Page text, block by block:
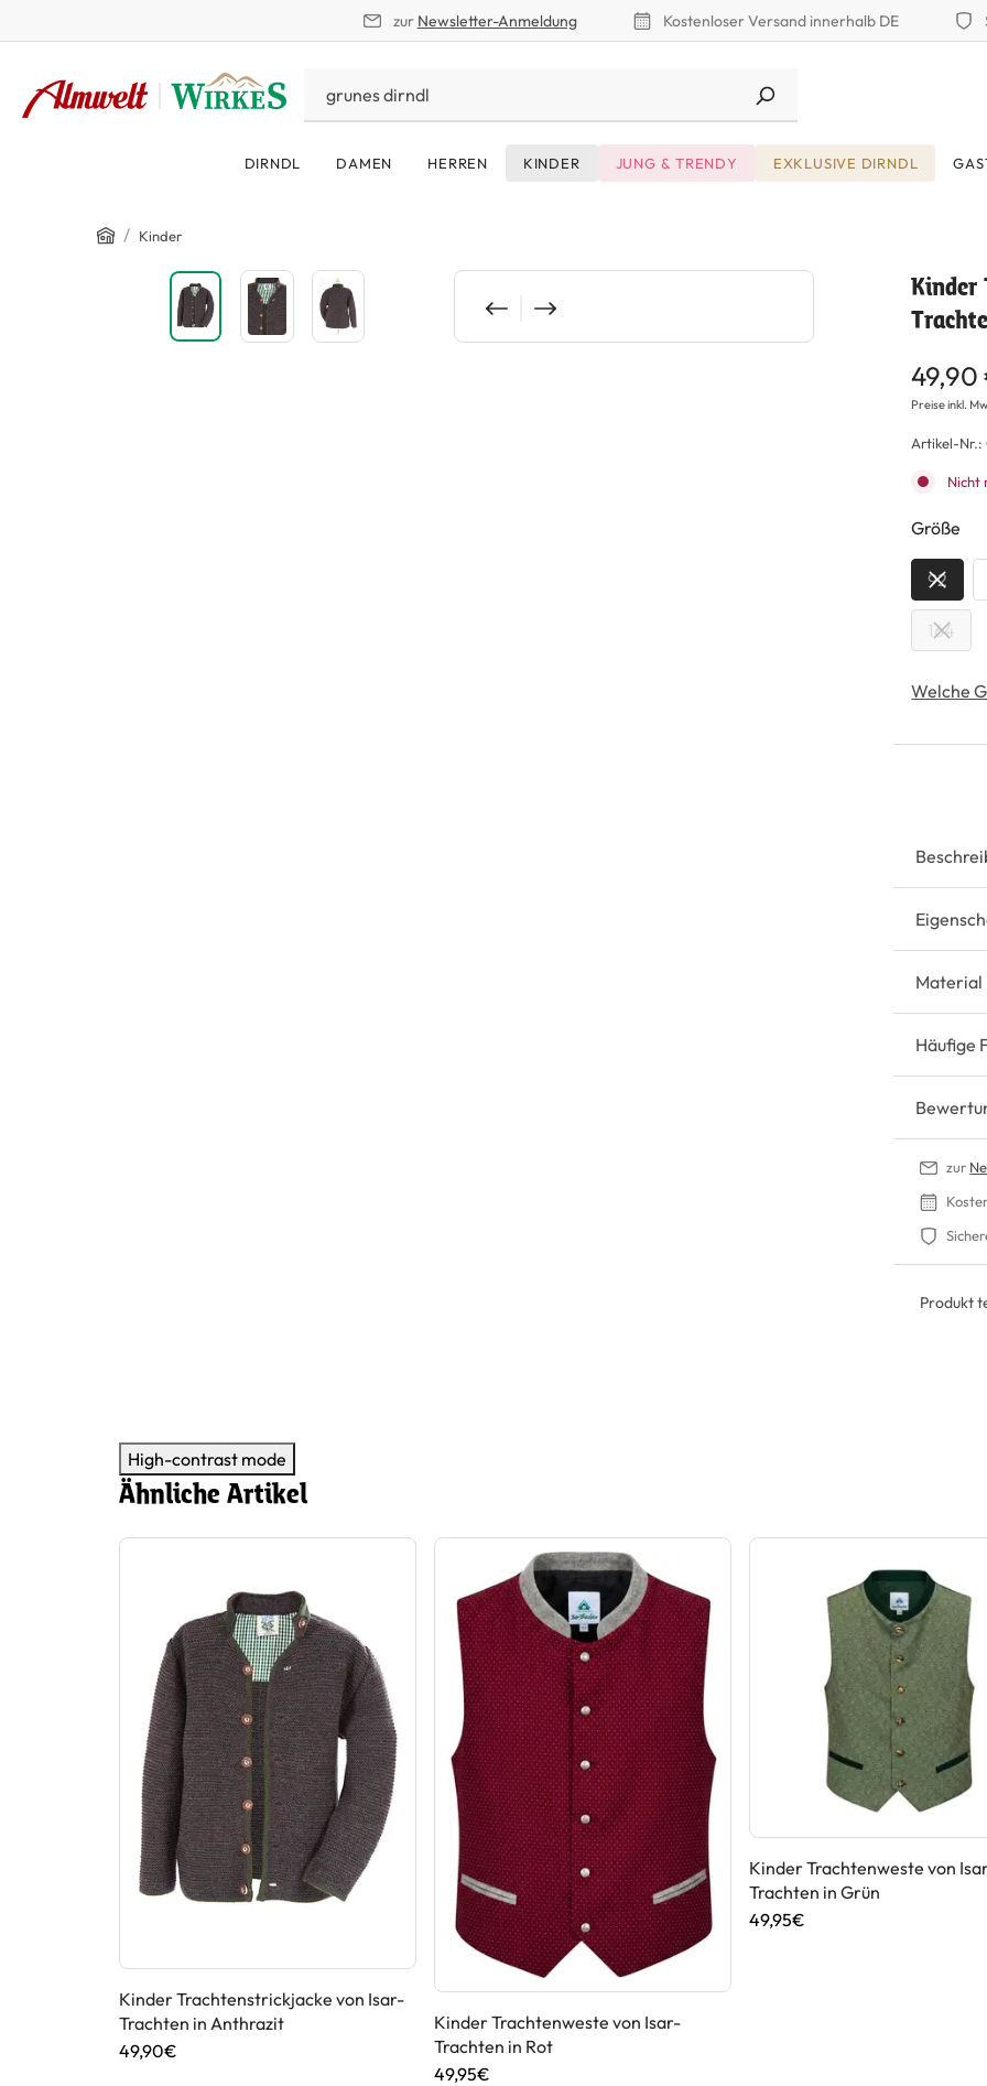
zur Newsletter-Anmeldung Kostenloser Versand innerhalb DE
DIRNDL DAMEN HERREN KINDER JUNG & TRENDY EXKLUSIVE DIRNDL
Home
/ Kinder
Bildergalerie überspringen
Kinder
Preise inkl.
Artikel-Nr.:
Nicht
Größe
92
164
Welche
Material
Häufige
zur
Produkt
High-contrast mode
Ähnliche Artikel
Kinder Trachtenstrickjacke von Isar-
Trachten in Anthrazit
49,90€
Kinder Trachtenweste von Isar-
Trachten in Rot
49,95€
Kinder Trachtenweste von
Trachten in Grün
49,95€